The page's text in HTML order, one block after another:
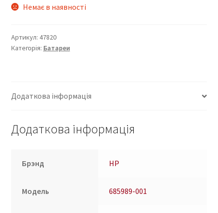
Немає в наявності
Артикул: 47820
Категорія: Батареи
Додаткова інформація
Додаткова інформація
Брэнд HP
Модель 685989-001